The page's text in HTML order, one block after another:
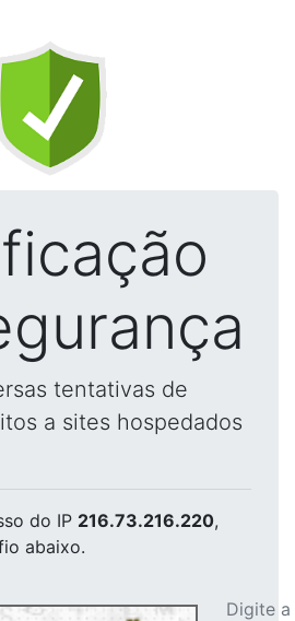
tentativas de
a sites hospedados
do IP 216.73.216.220,
abaixo.
Digite